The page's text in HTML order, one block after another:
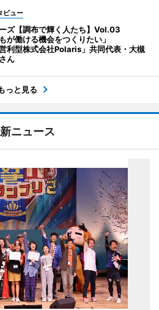
ビュー
ズ【調布で輝く人たち】Vol.03
もが働ける機会をつくりたい」
営利型株式会社Polaris」共同代表・大槻
ん
っと見る
ニュース